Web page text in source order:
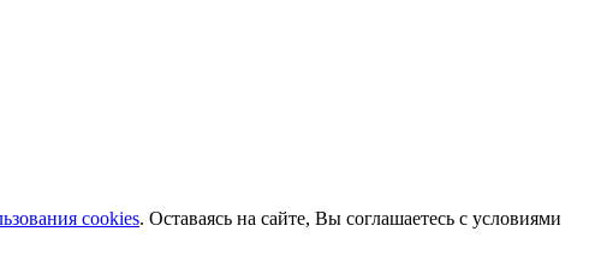
cookies. Оставаясь на сайте, Вы соглашаетесь с условиями